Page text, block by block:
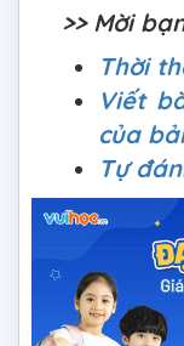
>> Mời
Thời
Viết
của
Tự